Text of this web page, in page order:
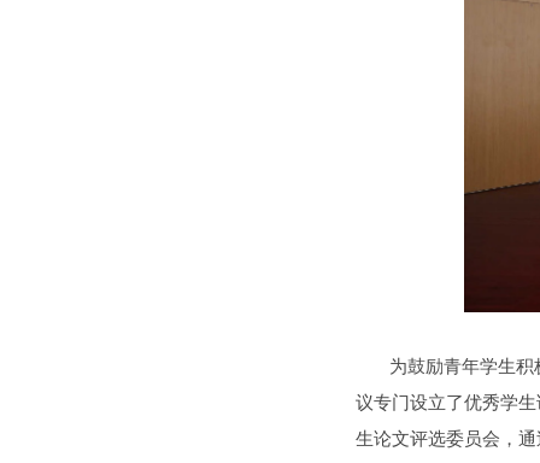
为鼓励青年学生积极
议专门设立了优秀学
生论文评选委员会，